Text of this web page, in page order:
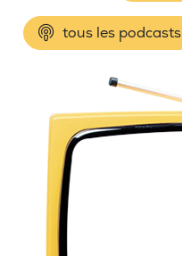
tous les podcasts